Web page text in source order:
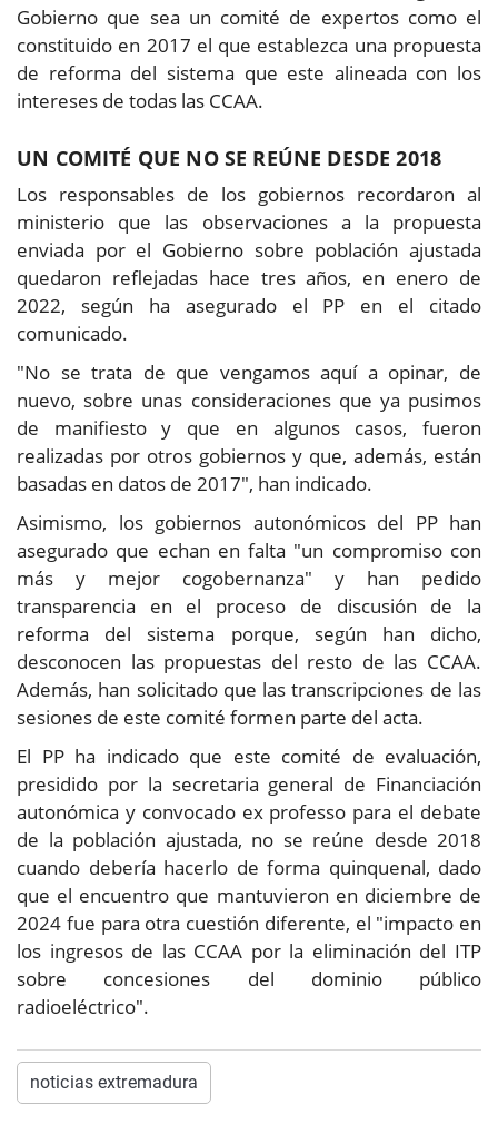
Gobierno que sea un comité de expertos como el
constituido en 2017 el que establezca una propuesta
de reforma del sistema que este alineada con los
intereses de todas las CCAA.
UN COMITÉ QUE NO SE REÚNE DESDE 2018
Los responsables de los gobiernos recordaron al
ministerio que las observaciones a la propuesta
enviada por el Gobierno sobre población ajustada
quedaron reflejadas hace tres años, en enero de
2022, según ha asegurado el PP en el citado
comunicado.
"No se trata de que vengamos aquí a opinar, de
nuevo, sobre unas consideraciones que ya pusimos
de manifiesto y que en algunos casos, fueron
realizadas por otros gobiernos y que, además, están
basadas en datos de 2017", han indicado.
Asimismo, los gobiernos autonómicos del PP han
asegurado que echan en falta "un compromiso con
más y mejor cogobernanza" y han pedido
transparencia en el proceso de discusión de la
reforma del sistema porque, según han dicho,
desconocen las propuestas del resto de las CCAA.
Además, han solicitado que las transcripciones de las
sesiones de este comité formen parte del acta.
El PP ha indicado que este comité de evaluación,
presidido por la secretaria general de Financiación
autonómica y convocado ex professo para el debate
de la población ajustada, no se reúne desde 2018
cuando debería hacerlo de forma quinquenal, dado
que el encuentro que mantuvieron en diciembre de
2024 fue para otra cuestión diferente, el "impacto en
los ingresos de las CCAA por la eliminación del ITP
sobre concesiones del dominio público
radioeléctrico".
noticias extremadura